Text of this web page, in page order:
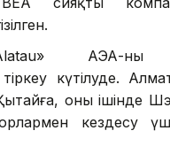
АЭА-ның
күтілуде.
оның ішінде
кездесу